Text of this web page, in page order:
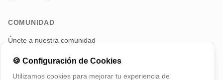
COMUNIDAD
Únete a nuestra comunidad
actualizaciones
🍪 Configuración de Cookies
Utilizamos cookies para mejorar tu experiencia de